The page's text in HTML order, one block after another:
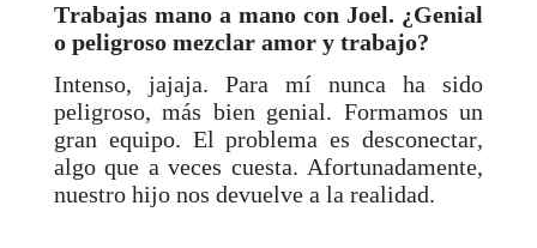
Trabajas mano a mano con Joel. ¿Genial
o peligroso mezclar amor y trabajo?
Intenso, jajaja. Para mí nunca ha sido
peligroso, más bien genial. Formamos un
gran equipo. El problema es desconectar,
algo que a veces cuesta. Afortunadamente,
nuestro hijo nos devuelve a la realidad.